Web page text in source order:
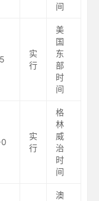
间
实
行
美
国
东
部
时
间
实
行
格
林
威
治
时
间
澳